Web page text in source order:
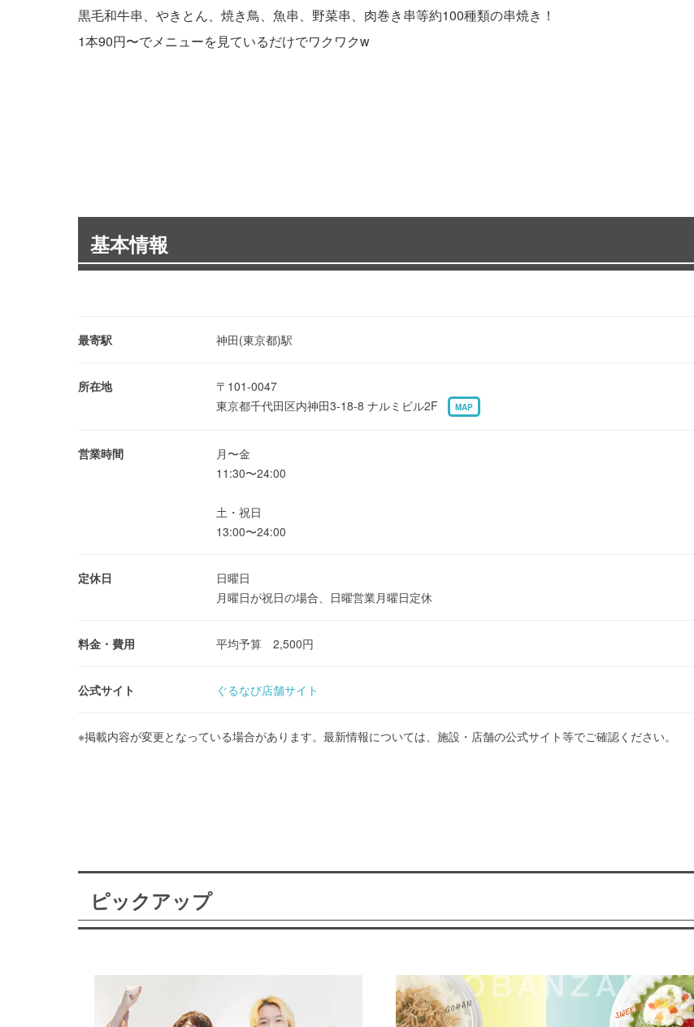
黒毛和牛串、やきとん、焼き鳥、魚串、野菜串、肉巻き串等約100種類の串焼き！
1本90円〜でメニューを見ているだけでワクワクw
基本情報
最寄駅 神田(東京都)駅
所在地
〒101-0047
東京都千代田区内神田3-18-8 ナルミビル2F
MAP
営業時間
月〜金
11:30〜24:00
土・祝日
13:00〜24:00
定休日
日曜日
月曜日が祝日の場合、日曜営業月曜日定休
料金・費用 平均予算 2,500円
公式サイト ぐるなび店舗サイト
※掲載内容が変更となっている場合があります。最新情報については、施設・店舗の公式サイト等でご確認ください。
ピックアップ